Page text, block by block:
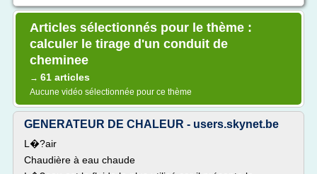
Articles sélectionnés pour le thème :
calculer le tirage d'un conduit de
cheminee
→ 61 articles
Aucune vidéo sélectionnée pour ce thème
GENERATEUR DE CHALEUR - users.skynet.be
L�?air
Chaudière à eau chaude